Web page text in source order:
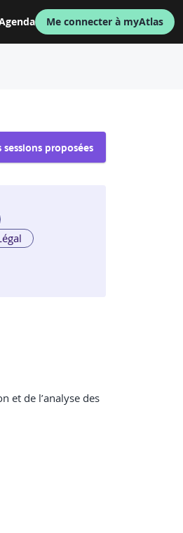
Me connecter à myAtlas
proposées
et de l’analyse des